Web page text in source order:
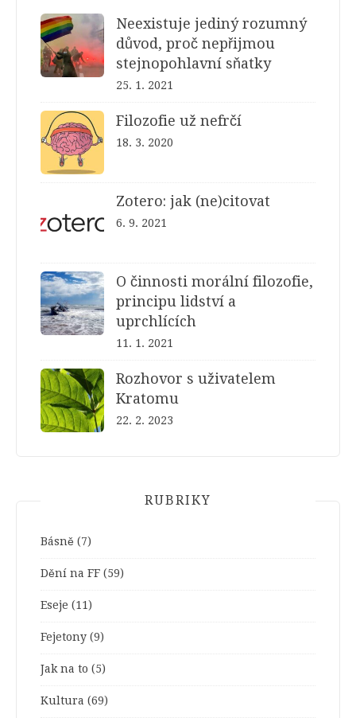
Neexistuje jediný rozumný
důvod, proč nepřijmou
stejnopohlavní sňatky
25. 1. 2021
Filozofie už nefrčí
18. 3. 2020
Zotero: jak (ne)citovat
6. 9. 2021
O činnosti morální filozofie,
principu lidství a
uprchlících
11. 1. 2021
Rozhovor s uživatelem
Kratomu
22. 2. 2023
RUBRIKY
Básně (7)
Dění na FF (59)
Eseje (11)
Fejetony (9)
Jak na to (5)
Kultura (69)